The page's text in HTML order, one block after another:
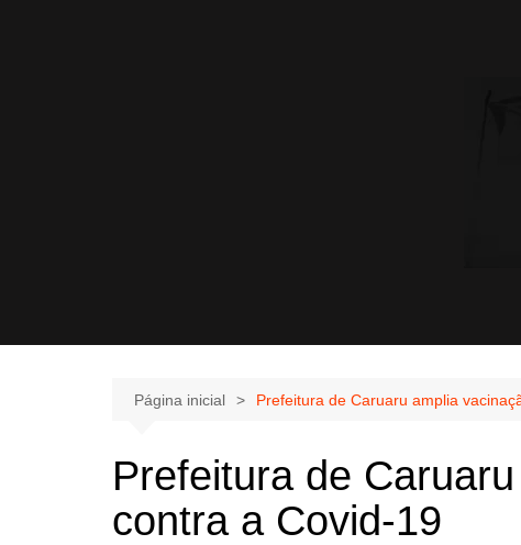
Página inicial Prefeitura de Caruaru amplia
Prefeitura de
contra a Covid-19